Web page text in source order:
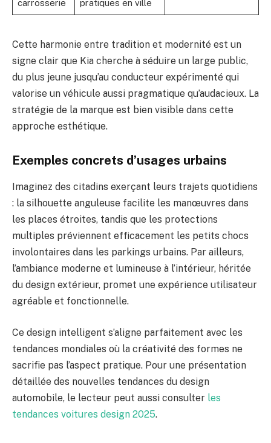
carrosserie pratiques en ville
Cette harmonie entre tradition et modernité est un
signe clair que Kia cherche à séduire un large public,
du plus jeune jusqu’au conducteur expérimenté qui
valorise un véhicule aussi pragmatique qu’audacieux. La
stratégie de la marque est bien visible dans cette
approche esthétique.
Exemples concrets d’usages urbains
Imaginez des citadins exerçant leurs trajets quotidiens
: la silhouette anguleuse facilite les manœuvres dans
les places étroites, tandis que les protections
multiples préviennent efficacement les petits chocs
involontaires dans les parkings urbains. Par ailleurs,
l’ambiance moderne et lumineuse à l’intérieur, héritée
du design extérieur, promet une expérience utilisateur
agréable et fonctionnelle.
Ce design intelligent s’aligne parfaitement avec les
tendances mondiales où la créativité des formes ne
sacrifie pas l’aspect pratique. Pour une présentation
détaillée des nouvelles tendances du design
automobile, le lecteur peut aussi consulter les
tendances voitures design 2025.